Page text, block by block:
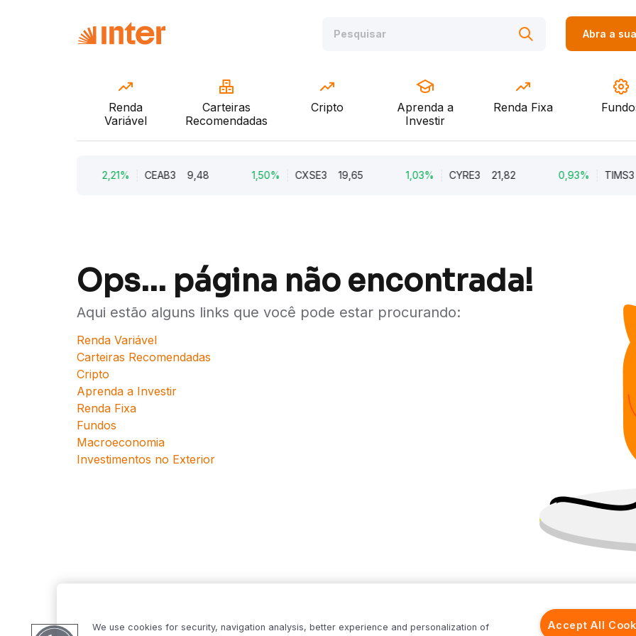
Abra a
Renda
Variável
Carteiras
Recomendadas
Cripto
Aprenda a
Investir
Renda Fixa
2,21% CEAB3 9,48 1,50% CXSE3 19,65 1,03% CYRE3 21,82 0,93% TIMS3
Ops... página não encontrada!
Aqui estão alguns links que você pode estar procurando:
Renda Variável
Carteiras Recomendadas
Cripto
Aprenda a Investir
Renda Fixa
Fundos
Macroeconomia
Investimentos no Exterior
We use cookies for security, navigation analysis, better experience and personalization of
Accept All